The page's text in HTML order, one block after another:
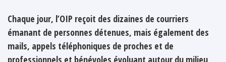
Chaque jour, l’OIP reçoit des dizaines de courriers
émanant de personnes détenues, mais également des
mails, appels téléphoniques de proches et de
professionnels et bénévoles évoluant autour du milieu